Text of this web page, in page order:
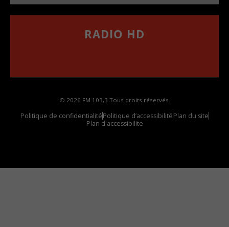
RADIO HD
© 2026 FM 103,3 Tous droits réservés.
Politique de confidentialitéPolitique d’accessibilitéPlan du site
Plan d'accessibilite